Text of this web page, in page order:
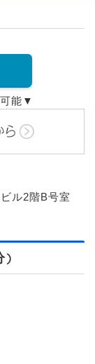
能▼
ル2階B号室
)